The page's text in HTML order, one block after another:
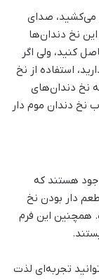
می‌کشید، صدای
نخ دندان‌ها
کنید، ولی اگر
استفاده از نخ
نخ دندان‌های
نخ دندان موم دار
هستند که
دار بودن نخ
همچنین این فرم
تجربه‌ای لذت